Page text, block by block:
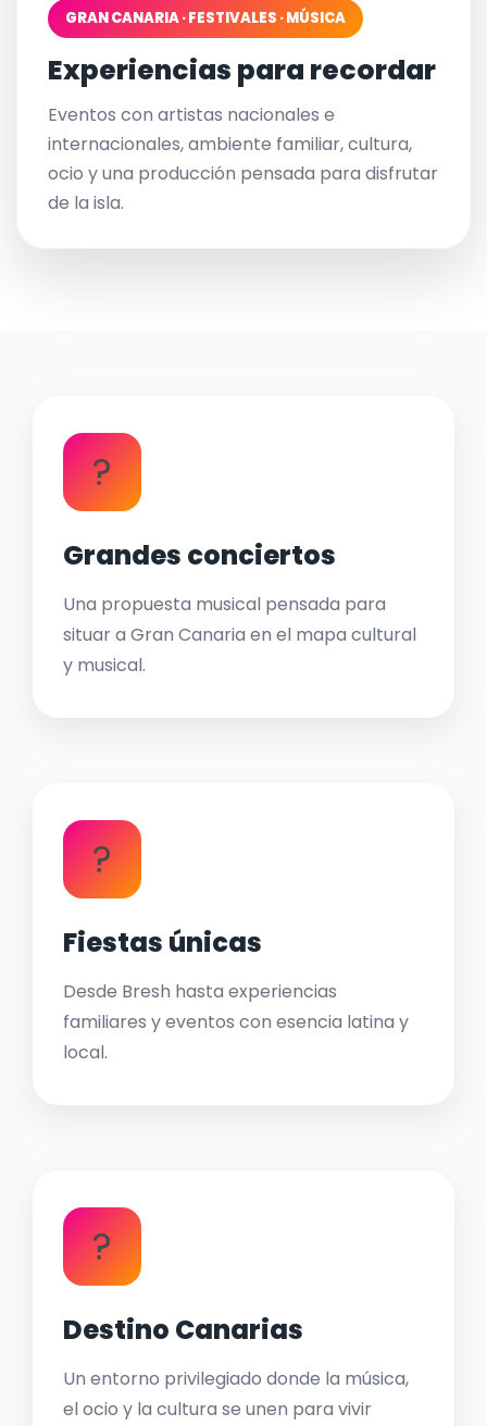
GRAN CANARIA · FESTIVALES · MÚSICA
Experiencias para recordar
Eventos con artistas nacionales e
internacionales, ambiente familiar, cultura,
ocio y una producción pensada para disfrutar
de la isla.
?
Grandes conciertos
Una propuesta musical pensada para
situar a Gran Canaria en el mapa cultural
y musical.
?
Fiestas únicas
Desde Bresh hasta experiencias
familiares y eventos con esencia latina y
local.
?
Destino Canarias
Un entorno privilegiado donde la música,
el ocio y la cultura se unen para vivir